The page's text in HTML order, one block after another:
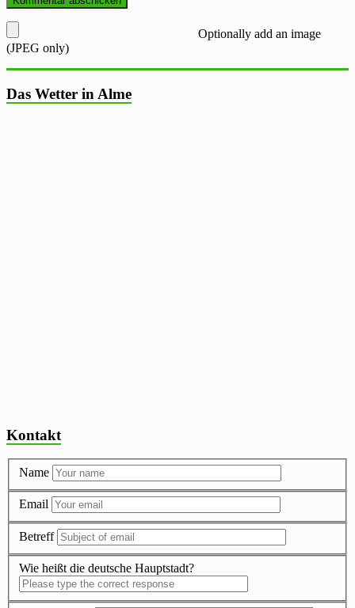
Optionally add an image
(JPEG only)
Das Wetter in Alme
Kontakt
Name
Email
Betreff
Wie heißt die deutsche Hauptstadt?